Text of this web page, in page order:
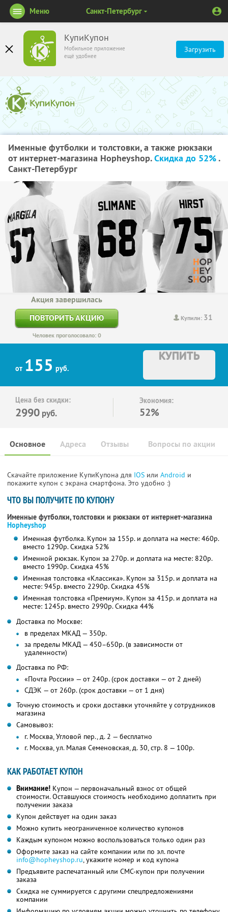
КупиКупон
Мобильное приложение
ещё удобнее
Загрузить
Меню Санкт-Петербург
Именные футболки и толстовки, а также рюкзаки
от интернет-магазина Hopheyshop.Скидка до 52%.
Санкт-Петербург
Купили: 31
Акция завершилась
ПОВТОРИТЬ АКЦИЮ
Человек проголосовало: 0
от 155 руб.
КУПИТЬ
Цена без скидки:
2990 руб.
Экономия:
52%
Основное Отзывы Вопросы по акции
Адреса
Скачайте приложение КупиКупона для IOS или Android и
покажите купон с экрана смартфона. Это удобно :)
ЧТО ВЫ ПОЛУЧИТЕ ПО КУПОНУ
Именные футболки, толстовки и рюкзаки от интернет-магазина
Hopheyshop
Именная футболка. Купон за 155р. и доплата на месте: 460р.
вместо 1290р. Скидка 52%
Именной рюкзак. Купон за 270р. и доплата на месте: 820р.
вместо 1990р.Скидка 45%
Именная толстовка «Классика». Купон за 315р. и доплата на
месте: 945р. вместо 2290р. Скидка 45%
Именная толстовка «Премиум». Купон за 415р. и доплата на
месте: 1245р. вместо 2990р. Скидка 44%
Доставка по Москве:
в пределах МКАД — 350р.
за пределы МКАД — 450–650р. (в зависимости от
удаленности)
Доставка по РФ:
«Почта России» — от 240р. (срок доставки — от 2 дней)
СДЭК — от 260р. (срок доставки — от 1 дня)
Точную стоимость и сроки доставки уточняйте у сотрудников
магазина
Самовывоз:
г. Москва, Угловой пер., д. 2 — бесплатно
г. Москва, ул. Малая Семеновская, д. 30, стр. 8 — 100р.
КАК РАБОТАЕТ КУПОН
Внимание! Купон — первоначальный взнос от общей
стоимости. Оставшуюся стоимость необходимо доплатить при
получении заказа
Купон действует на один заказ
Можно купить неограниченное количество купонов
Каждым купоном можно воспользоваться только один раз
Оформите заказ на сайте компании или по эл. почте
info@hopheyshop.ru, укажите номер и код купона
Предъявите распечатанный или СМС-купон при получении
заказа
Скидка не суммируется с другими спецпредложениями
компании